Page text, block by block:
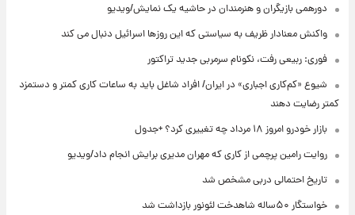
دورهمی بازیگران و هنرمندان در حاشیه یک نمایش/ویدیو
واکنش معنادار ظریف به سیاستی که این روزها اسرائیل دنبال می کند
فوری: ربیعی رفت، نکونام سرمربی جدید تراکتور
شیوع «کم‌کاری اجباری» در ایران/ افراد شاغل باید به ساعات کاری کمتر و دستمزد
کمتر رضایت دهند
بازار خودرو امروز ۱۸ مرداد چه تغییری کرد؟ +جدول
روایت رامین پرچمی از کاری که مهران مدیری برایش انجام داد/ویدیو
تاریخ احتمالی دربی مشخص شد
خواستگار ۵۰ساله شاهدخت لئونور بازداشت شد